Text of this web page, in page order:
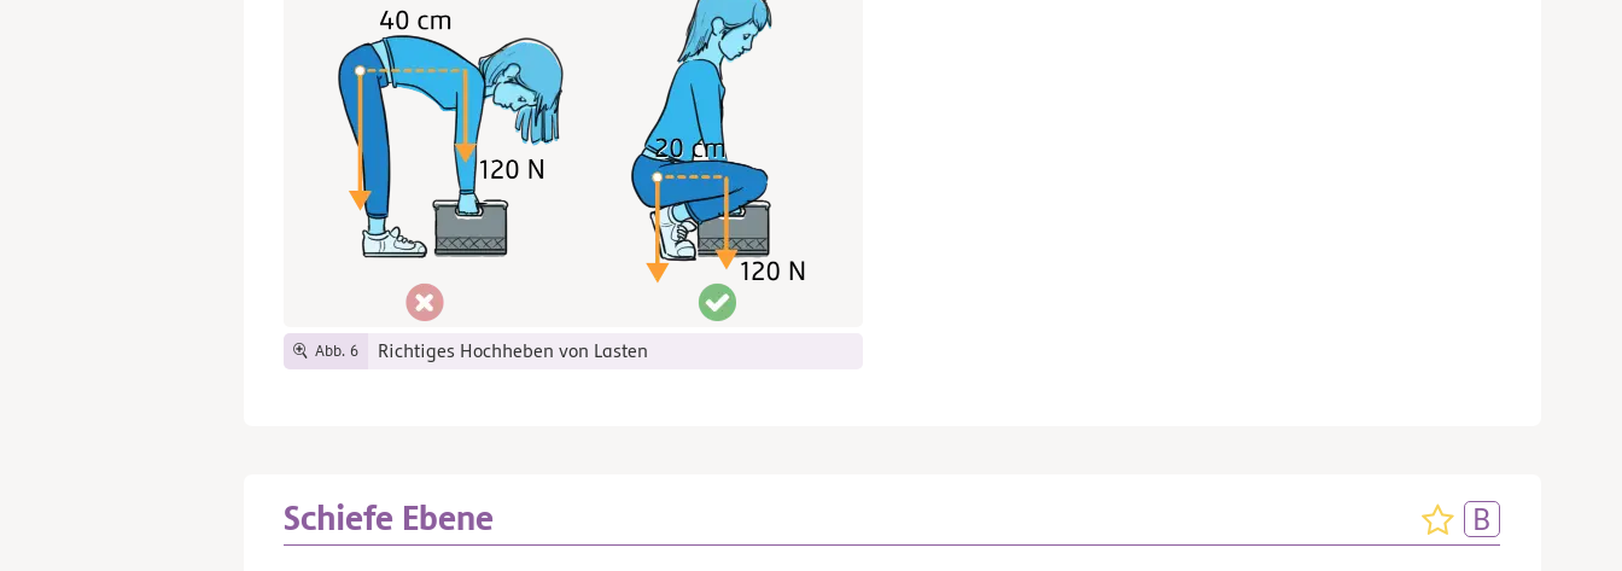
Abb. 6 Richtiges Hochheben von Lasten
Schiefe Ebene